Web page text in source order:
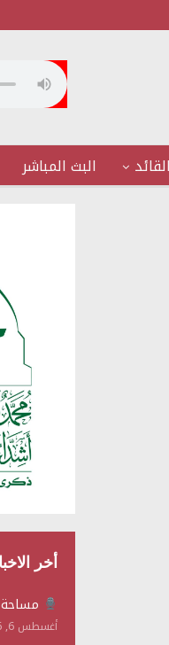
البث المباشر
أخر
أغسطس 6, 2026